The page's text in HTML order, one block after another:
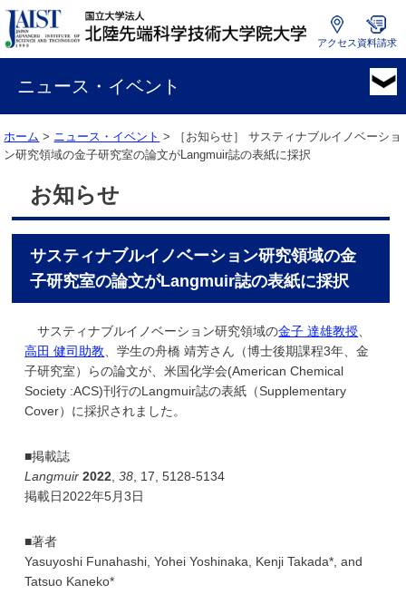
国
学
法
人
先
端
アクセス 資料請求
ニュース・イベント
ホーム > ニュース・イベント > ［お知らせ］サスティナブルイノベーショ
ン研究領域の金子研究室の論文がLangmuir誌の表紙に採択
お知らせ
サスティナブルイノベーション研究領域の金
子研究室の論文がLangmuir誌の表紙に採択
サスティナブルイノベーション研究領域の金子 達雄教授
高田 健司助教 、学生の舟橋 靖芳さん（博士後期課程3年、金
子研究室）らの論文が、米国化学会(American Chemical
Society :ACS)刊行のLangmuir誌の表紙（Supplementary
Cover）に採択されました。
■掲載誌
Langmuir 2022 ,38 , 17, 5128-5134
掲載日2022年5月3日
■著者
Yasuyoshi Funahashi, Yohei Yoshinaka, Kenji Takada*, and
Tatsuo Kaneko*